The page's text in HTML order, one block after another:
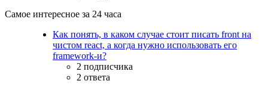
Самое интересное за 24 часа
Как понять, в каком случае стоит писать front на
чистом react, а когда нужно использовать его
framework-и?
2 подписчика
2 ответа